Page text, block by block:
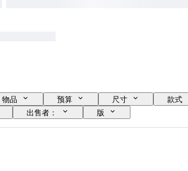
物品 预算 尺寸 款式
出售者： 版